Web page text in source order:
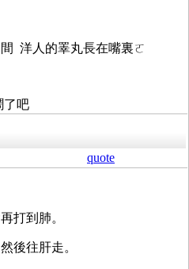
洋人的睪丸長在嘴裏ㄛ
吧
quote
打到肺。
後往肝走。